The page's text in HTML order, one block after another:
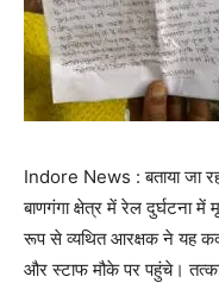
Indore News : बताया जा
बाणगंगा क्षेत्र में रेल दुर्घटना
रूप से व्यथित आरक्षक ने यह
और स्टाफ मौके पर पहुंचे।